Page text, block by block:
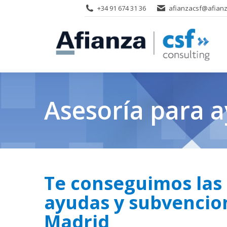
+34 91 674 31 36
Asesoría para
Te conseguimos
ayudas y
Madrid